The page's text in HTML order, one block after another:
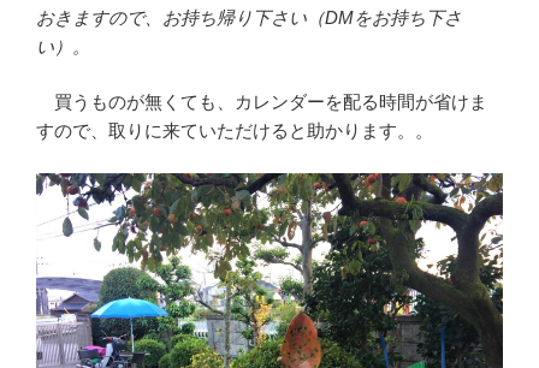
おきますので、お持ち帰り下さい（DMをお持ち下さ
い）。
買うものが無くても、カレンダーを配る時間が省けま
すので、取りに来ていただけると助かります。。